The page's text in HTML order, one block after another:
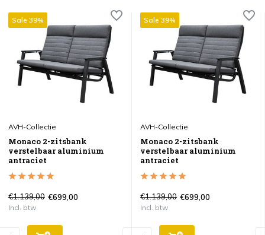
Sale 39%
AVH-Collectie
Monaco 2-zitsbank
verstelbaar aluminium
antraciet
€1.139,00 €699,00
Incl. btw
Sale 39%
AVH-Collectie
Monaco 2-zitsbank
verstelbaar aluminium
antraciet
€1.139,00 €699,00
Incl. btw